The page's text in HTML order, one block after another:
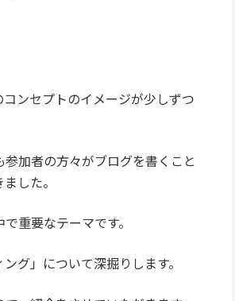
ンセプトのイメージが少しずつ
加者の方々がブログを書くこと
した。
重要なテーマです。
グ」について深掘りします。